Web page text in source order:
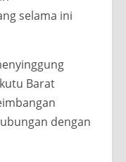
selama ini
Barat
dengan